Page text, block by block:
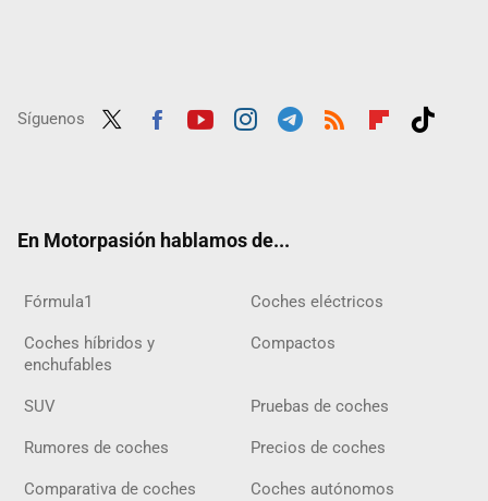
Síguenos
En Motorpasión hablamos de...
Fórmula1 Coches eléctricos
Coches híbridos y
enchufables
Compactos
SUV Pruebas de coches
Rumores de coches Precios de coches
Comparativa de coches Coches autónomos